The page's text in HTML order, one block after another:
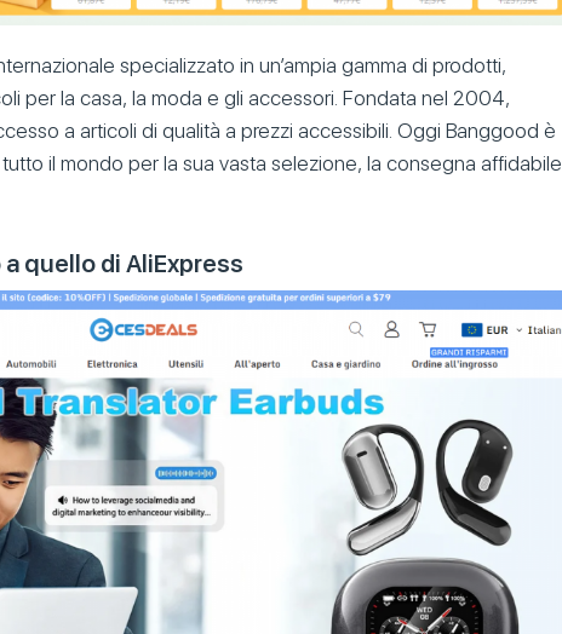
specializzato in un’ampia gamma di prodotti,
per la casa, la moda e gli accessori. Fondata nel 2004,
a articoli di qualità a prezzi accessibili. Oggi Banggood è
il mondo per la sua vasta selezione, la consegna affidabile
quello di AliExpress